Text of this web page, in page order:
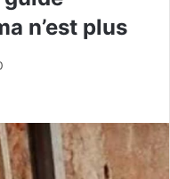
n’est plus